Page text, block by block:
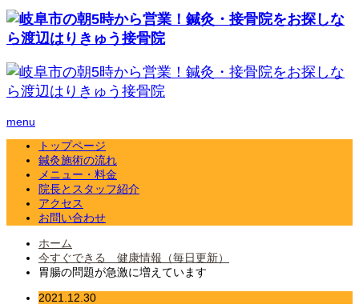
menu
トップページ
鍼灸施術の流れ
メニュー・料金
院長とスタッフ紹介
アクセス
お問い合わせ
ホーム
今すぐできる 健康情報（毎日更新）
胃腸の問題が急激に増えています
2021.12.30